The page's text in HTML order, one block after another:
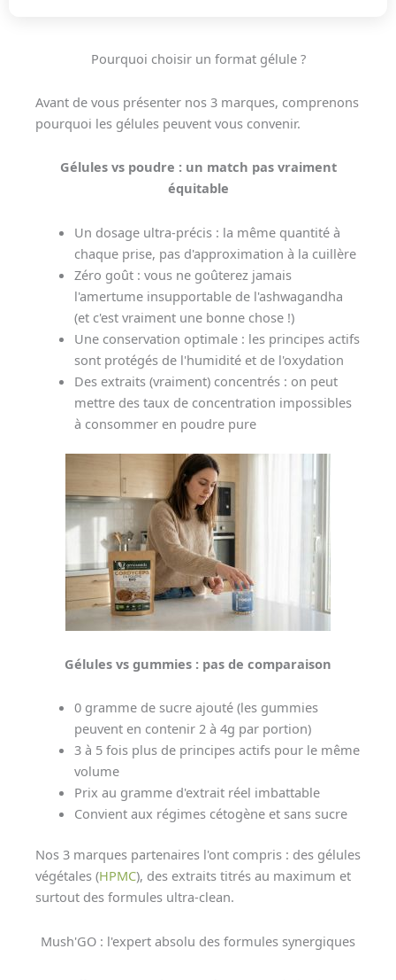
Pourquoi choisir un format gélule ?
Avant de vous présenter nos 3 marques, comprenons
pourquoi les gélules peuvent vous convenir.
Gélules vs poudre : un match pas vraiment
équitable
Un dosage ultra-précis : la même quantité à
chaque prise, pas d'approximation à la cuillère
Zéro goût : vous ne goûterez jamais
l'amertume insupportable de l'ashwagandha
(et c'est vraiment une bonne chose !)
Une conservation optimale : les principes actifs
sont protégés de l'humidité et de l'oxydation
Des extraits (vraiment) concentrés : on peut
mettre des taux de concentration impossibles
à consommer en poudre pure
Gélules vs gummies : pas de comparaison
0 gramme de sucre ajouté (les gummies
peuvent en contenir 2 à 4g par portion)
3 à 5 fois plus de principes actifs pour le même
volume
Prix au gramme d'extrait réel imbattable
Convient aux régimes cétogène et sans sucre
Nos 3 marques partenaires l'ont compris : des gélules
végétales (HPMC), des extraits titrés au maximum et
surtout des formules ultra-clean.
Mush'GO : l'expert absolu des formules synergiques